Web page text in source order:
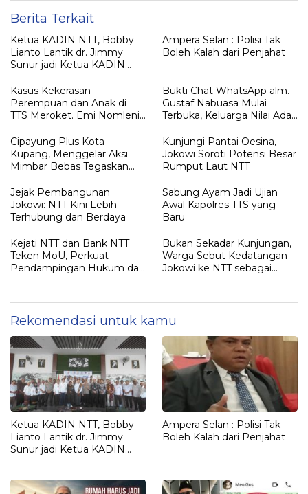
Berita Terkait
Ketua KADIN NTT, Bobby
Lianto Lantik dr. Jimmy
Sunur jadi Ketua KADIN
Ampera Selan : Polisi Tak
Boleh Kalah dari Penjahat
Kasus Kekerasan
Perempuan dan Anak di
TTS Meroket. Emi Nomleni :
Paling Aman
Bukti Chat WhatsApp alm.
Gustaf Nabuasa Mulai
Terbuka, Keluarga Nilai Ada
Belum Didalami Penyidik
Cipayung Plus Kota
Kupang, Menggelar Aksi
Mimbar Bebas Tegaskan
Gelar “RAJA TIMOR”
Kepada JOKO WIDODO
Kunjungi Pantai Oesina,
Jokowi Soroti Potensi Besar
Rumput Laut NTT
Jejak Pembangunan
Jokowi: NTT Kini Lebih
Terhubung dan Berdaya
Sabung Ayam Jadi Ujian
Awal Kapolres TTS yang
Baru
Kejati NTT dan Bank NTT
Teken MoU, Perkuat
Pendampingan Hukum dan
Bukan Sekadar Kunjungan,
Warga Sebut Kedatangan
Jokowi ke NTT sebagai
Rekomendasi untuk kamu
Ketua KADIN NTT, Bobby
Lianto Lantik dr. Jimmy
Sunur jadi Ketua KADIN
Ampera Selan : Polisi Tak
Boleh Kalah dari Penjahat